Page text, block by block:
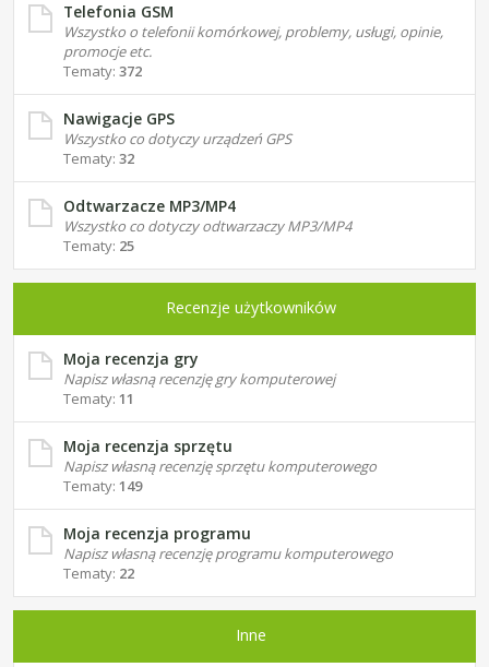
Telefonia GSM
Wszystko o telefonii komórkowej, problemy, usługi, opinie,
promocje etc.
Tematy: 372
Nawigacje GPS
Wszystko co dotyczy urządzeń GPS
Tematy: 32
Odtwarzacze MP3/MP4
Wszystko co dotyczy odtwarzaczy MP3/MP4
Tematy: 25
Recenzje użytkowników
Moja recenzja gry
Napisz własną recenzję gry komputerowej
Tematy: 11
Moja recenzja sprzętu
Napisz własną recenzję sprzętu komputerowego
Tematy: 149
Moja recenzja programu
Napisz własną recenzję programu komputerowego
Tematy: 22
Inne